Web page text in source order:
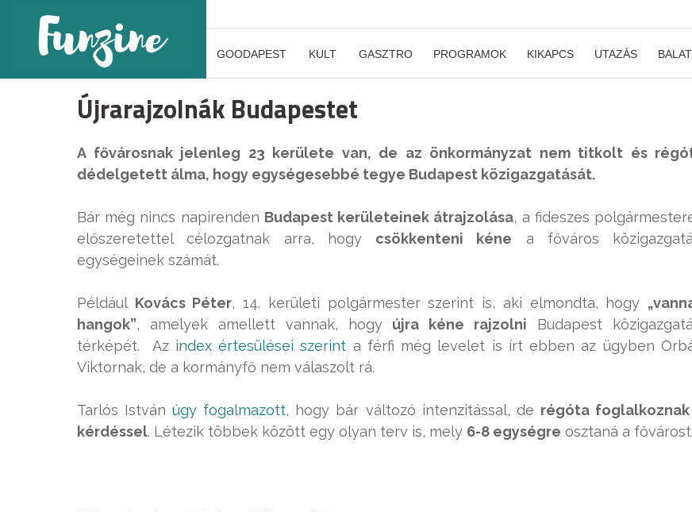
GOODAPEST KULT GASZTRO PROGRAMOK KIKAPCS UTAZÁS
Újrarajzolnák Budapestet
A fővárosnak jelenleg 23 kerülete van, de az önkormányzat nem titkolt és
dédelgetett álma, hogy egységesebbé tegye Budapest közigazgatását.
Bár még nincs napirenden Budapest kerületeinek átrajzolása, a fideszes
előszeretettel célozgatnak arra, hogy csökkenteni kéne a főváros
egységeinek számát.
Például Kovács Péter, 14. kerületi polgármester szerint is, aki elmondta, hogy
hangok”, amelyek amellett vannak, hogy újra kéne rajzolni Budapest
térképét. Az index értesülései szerint a férfi még levelet is írt ebben az ügyben
Viktornak, de a kormányfő nem válaszolt rá.
Tarlós Istvánúgy fogalmazott, hogy bár változó intenzitással, de régóta
kérdéssel. Létezik többek között egy olyan terv is, mely 6-8 egységre osztaná a fővárost.